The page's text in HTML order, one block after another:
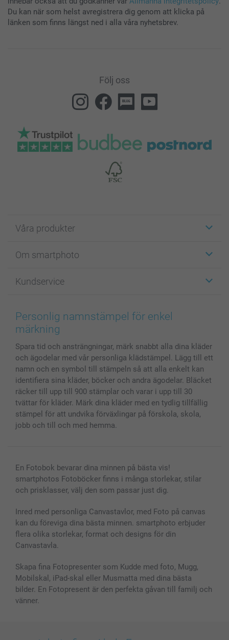
Du kan när som helst avregistrera dig genom att klicka på
länken som finns längst ned i alla våra nyhetsbrev.
Följ oss
Våra produkter
Fotokort
Fotoböcker
Bilder, Fotoförstoring & Fotohäften
Skal till Mobil & Surfplatta
Fotoalmanackor & Fotoagenda
Fotoramar & Tillbehör
Presentkort
Alla fotoprodukter
Om smartphoto
För affiliates
Cookie Policy
Sitemap
Investor Relations
Kundservice
smartgaranti
smartbonus
Status på beställningar
Personlig namnstämpel för enkel
märkning
Spara tid och ansträngningar, märk snabbt alla dina kläder
och ägodelar med vår personliga klädstämpel. Lägg till ett
namn och en symbol till stämpeln så att alla enkelt kan
identifiera sina kläder, böcker och andra ägodelar. Bläcket
räcker till upp till 900 stämplar och varar i upp till 30
tvättar för kläder. Märk dina kläder med en tydlig tillfällig
stämpel för att undvika förväxlingar på förskola, skola,
jobb och till och med hemma.
En Fotobok bevarar dina minnen på bästa vis!
smartphotos Fotoböcker finns i många storlekar, stilar
och prisklasser, välj den som passar just dig.
Inred med personliga Canvastavlor, med Foto på canvas
kan du föreviga dina bästa minnen. smartphoto erbjuder
flera olika storlekar, format och designs för din
Canvastavla.
Skapa fina Fotopresenter som Kudde med foto, Mugg,
Mobilskal, iPad-skal eller Musmatta med dina bästa
bilder. En Fotopresent är den perfekta gåvan till familj och
vänner.